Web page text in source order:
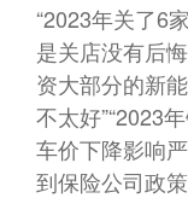
“2023年关了6
是关店没有后
资大部分的新
不太好”“2023
车价下降影响
到保险公司政